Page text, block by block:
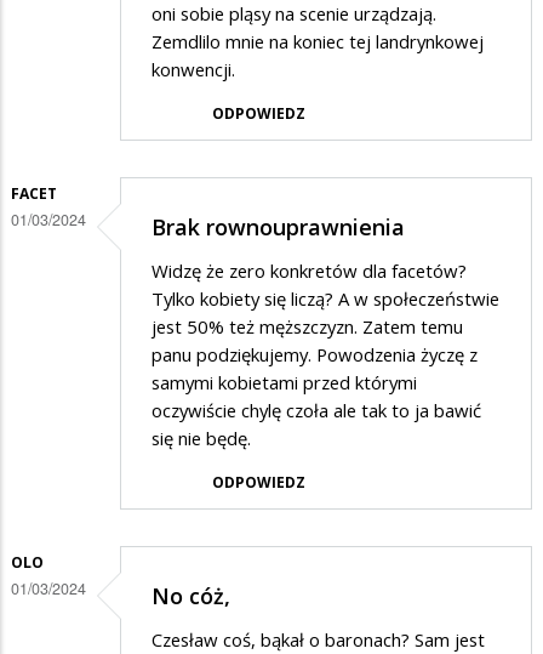
oni sobie pląsy na scenie urządzają.
Zemdlilo mnie na koniec tej landrynkowej
konwencji.
ODPOWIEDZ
FACET
01/03/2024 Brak rownouprawnienia
Widzę że zero konkretów dla facetów?
Tylko kobiety się liczą? A w społeczeństwie
jest 50% też męższczyzn. Zatem temu
panu podziękujemy. Powodzenia życzę z
samymi kobietami przed którymi
oczywiście chylę czoła ale tak to ja bawić
się nie będę.
ODPOWIEDZ
OLO
01/03/2024 No cóż,
Czesław coś, bąkał o baronach? Sam jest